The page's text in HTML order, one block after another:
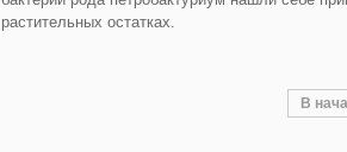
растительных остатках.
В